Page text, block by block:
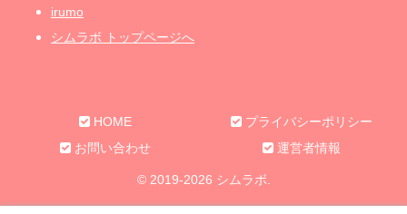
irumo
シムラボ トップページへ
HOME
プライバシーポリシー
お問い合わせ
運営者情報
© 2019-2026 シムラボ.